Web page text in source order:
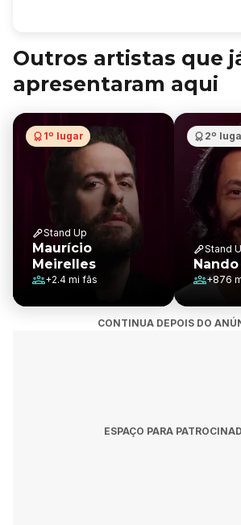
Outros artistas que
apresentaram aqui
1º lugar
Stand Up
Maurício
Meirelles
+2.4 mi fãs
2º
Stand
+876
CONTINUA DEPOIS DO
ESPAÇO PARA